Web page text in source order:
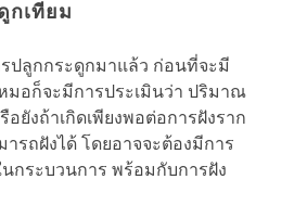
กเทียม
รปลูกกระดูกมาแล้ว ก่อนที่จะมี
มอก็จะมีการประเมินว่า ปริมาณ
ยังถ้าเกิดเพียงพอต่อการฝังราก
ารถฝังได้ โดยอาจจะต้องมีการ
นกระบวนการ พร้อมกับการฝัง